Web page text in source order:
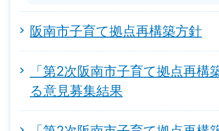
阪南市子育て拠点再構築方針
「第2次阪南市子育て拠点再
る意見募集結果